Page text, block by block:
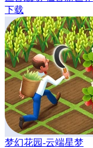
下载
梦幻花园-云端星梦